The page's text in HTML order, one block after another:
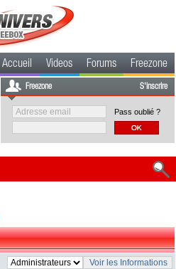
Accueil Videos Forums Freezone
Freezone S'inscrire
Pass oublié ?